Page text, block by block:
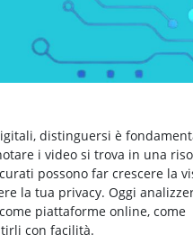
distinguersi è
i video si trova in una
possono far crescere la
la tua privacy. Oggi
piattaforme online, come
con facilità.